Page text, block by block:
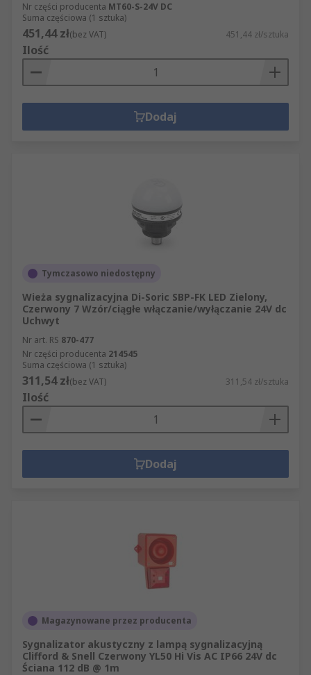
Nr części producenta MT60-S-24V DC
Suma częściowa (1 sztuka)
451,44 zł(bez VAT) 451,44 zł/sztuka
Ilość
Dodaj
Tymczasowo niedostępny
Wieża sygnalizacyjna Di-Soric SBP-FK LED Zielony,
Czerwony 7 Wzór/ciągłe włączanie/wyłączanie 24V dc
Uchwyt
Nr art. RS 870-477
Nr części producenta 214545
Suma częściowa (1 sztuka)
311,54 zł(bez VAT) 311,54 zł/sztuka
Ilość
Dodaj
Magazynowane przez producenta
Sygnalizator akustyczny z lampą sygnalizacyjną
Clifford & Snell Czerwony YL50 Hi Vis AC IP66 24V dc
Ściana 112 dB @ 1m